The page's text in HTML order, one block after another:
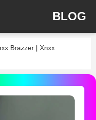
BLOG
Brazzer | Xnxx